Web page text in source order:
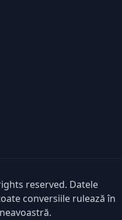
reserved. Datele
conversiile rulează în